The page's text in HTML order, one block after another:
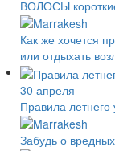
ВОЛОСЫ
Как же хочется
или отдыхать
30 апреля
Правила летнего
Забудь о